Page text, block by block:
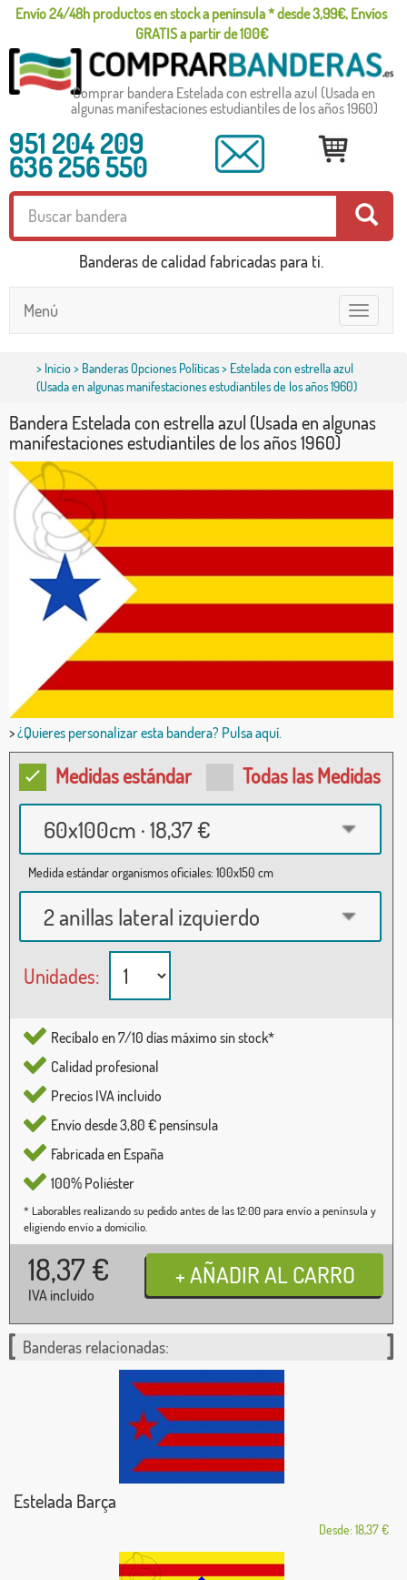
Envío 24/48h productos en stock a península * desde 3,99€, Envíos
GRATIS a partir de 100€
Comprar bandera Estelada con estrella azul (Usada en
algunas manifestaciones estudiantiles de los años 1960)
951 204 209
636 256 550
Banderas de calidad fabricadas para ti.
Toggle
navigation
Menú
> Inicio> Banderas Opciones Políticas> Estelada con estrella azul
(Usada en algunas manifestaciones estudiantiles de los años 1960)
Bandera Estelada con estrella azul (Usada en algunas
manifestaciones estudiantiles de los años 1960)
>¿Quieres personalizar esta bandera? Pulsa aquí.
Medidas estándar Todas las Medidas
60x100cm · 18,37 €
Medida estándar organismos oficiales: 100x150 cm
2 anillas lateral izquierdo
Unidades:
Recíbalo en 7/10 días máximo sin stock*
Calidad profesional
Precios IVA incluido
Envío desde 3,80 € pensínsula
Fabricada en España
100% Poliéster
* Laborables realizando su pedido antes de las 12:00 para envío a península y
eligiendo envío a domicilio.
18,37 €
IVA incluido
Banderas relacionadas:
Estelada Barça
Desde: 18,37 €